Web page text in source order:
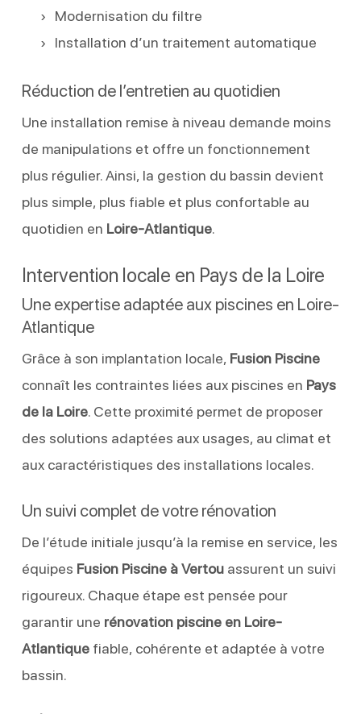
Modernisation du filtre
Installation d’un traitement automatique
Réduction de l’entretien au quotidien
Une installation remise à niveau demande moins
de manipulations et offre un fonctionnement
plus régulier. Ainsi, la gestion du bassin devient
plus simple, plus fiable et plus confortable au
quotidien en Loire-Atlantique.
Intervention locale en Pays de la Loire
Une expertise adaptée aux piscines en Loire-
Atlantique
Grâce à son implantation locale, Fusion Piscine
connaît les contraintes liées aux piscines en Pays
de la Loire. Cette proximité permet de proposer
des solutions adaptées aux usages, au climat et
aux caractéristiques des installations locales.
Un suivi complet de votre rénovation
De l’étude initiale jusqu’à la remise en service, les
équipes Fusion Piscine à Vertouassurent un suivi
rigoureux. Chaque étape est pensée pour
garantir une rénovation piscine en Loire-
Atlantiquefiable, cohérente et adaptée à votre
bassin.